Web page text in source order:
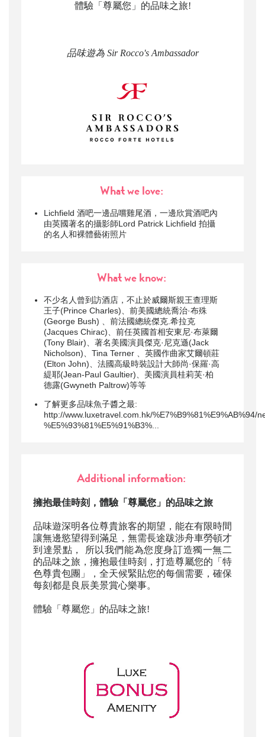
體驗「尊屬您」的品味之旅!
品味遊為 Sir Rocco's Ambassador
What we love:
Lichfield 酒吧一邊品嚐雞尾酒，一邊欣賞酒吧內
由英國著名的攝影師Lord Patrick Lichfield 拍攝
的名人和裸體藝術照片
What we know:
不少名人曾到訪酒店，不止於威爾斯親王查理斯
王子(Prince Charles)、前美國總統喬治·布殊
(George Bush) 、前法國總統傑克.希拉克
(Jacques Chirac)、前任英國首相安東尼·布萊爾
(Tony Blair)、著名美國演員傑克·尼克遜(Jack
Nicholson)、Tina Terner 、英國作曲家艾爾頓莊
(Elton John)、法國高級時裝設計大師尚·保羅·高
緹耶(Jean-Paul Gaultier)、美國演員桂莉芙·柏
德露(Gwyneth Paltrow)等等
了解更多品味魚子醬之最:
http://www.luxetravel.com.hk/%E7%B9%81%E9%AB%94/
%E5%93%81%E5%91%B3%...
Additional information:
擁抱最佳時刻，體驗「尊屬您」的品味之旅
品味遊深明各位尊貴旅客的期望，能在有限時間
讓無邊慾望得到滿足，無需長途跋涉舟車勞頓才
到達景點， 所以我們能為您度身訂造獨一無二
的品味之旅，擁抱最佳時刻，打造尊屬您的「特
色尊貴包團」，全天候緊貼您的每個需要，確保
每刻都是良辰美景賞心樂事。
體驗「尊屬您」的品味之旅!